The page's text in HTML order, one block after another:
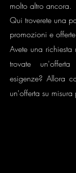
molto altro ancora.
Qui troverete una
promozioni e
Avete una
trovate
esigenze? Allora
un'offerta su misura